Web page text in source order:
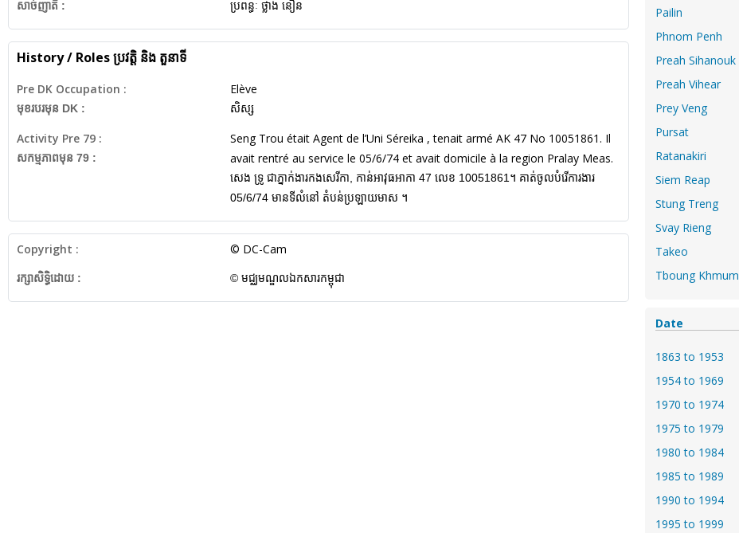
សាច់ញាតិ : ប្រពន្ធៈ ថ្លាង នឿន
History / Roles ប្រវត្តិ និង តួនាទី
Pre DK Occupation :
មុខរបរមុន DK :
Elève
សិស្ស
Activity Pre 79 :
សកម្មភាពមុន 79 :
Seng Trou était Agent de l’Uni Séreika , tenait armé AK 47 No 10051861. Il
avait rentré au service le 05/6/74 et avait domicile à la region Pralay Meas.
សេង ទ្រូ ជាភ្នាក់ងារកងសេរីកា, កាន់អាវុធអាកា 47 លេខ 10051861។ គាត់ចូលបំរើការងារ
05/6/74 មានទីលំនៅ តំបន់ប្រឡាយមាស ។
Copyright : © DC-Cam
រក្សាសិទ្ធិដោយ : © មជ្ឈមណ្ឌលឯកសារកម្ពុជា
Pailin
Phnom Penh
Preah Sihanouk
Preah Vihear
Prey Veng
Pursat
Ratanakiri
Siem Reap
Stung Treng
Svay Rieng
Takeo
Tboung Khmum
Date
1863 to 1953
1954 to 1969
1970 to 1974
1975 to 1979
1980 to 1984
1985 to 1989
1990 to 1994
1995 to 1999